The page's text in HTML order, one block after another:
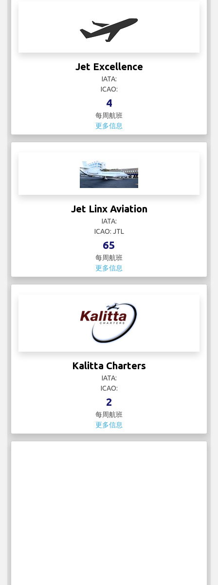
Jet Excellence
IATA:
ICAO:
4
每周航班
更多信息
Jet Linx Aviation
IATA:
ICAO: JTL
65
每周航班
更多信息
Kalitta Charters
IATA:
ICAO:
2
每周航班
更多信息